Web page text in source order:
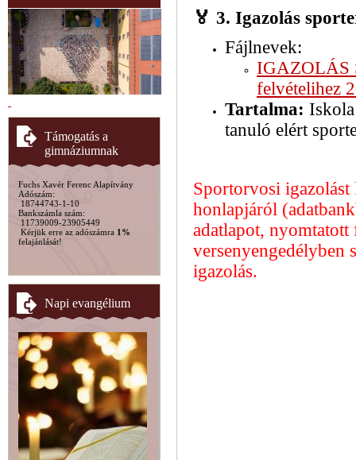
Támogatás a
gimnáziumnak
Fuchs Xavér Ferenc Alapítvány
Adószám:
18744743-1-10
Bankszámla szám:
11739009-23905449
Kérjük erre az adószámra 1%
felajánlását!
Napi evangélium
🏅 3. Igazolás
Fájlnevek:
IGAZOLÁS
felvételihez
Tartalma:
tanuló elért
Sportorvosi igazolást
honlapjáról
adatlapot,
versenyengedélyben
igazolás.